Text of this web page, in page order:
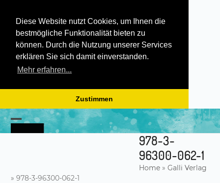
Diese Website nutzt Cookies, um Ihnen die
bestmögliche Funktionalität bieten zu
können. Durch die Nutzung unserer Services
erklären Sie sich damit einverstanden.
Mehr erfahren...
Zustimmen
Skip
to
content
Open
Close
978-3-
96300-062-1
Home» Galli Verlag
»978-3-96300-062-1